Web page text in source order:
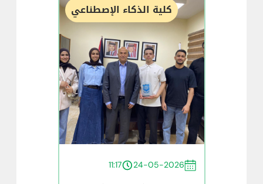
كلية الذكاء الإصطناعي
24-05-2026
11:17